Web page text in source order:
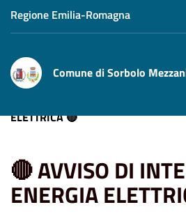
Regione Emilia-Romagna
Comune di Sorbolo
ELETTRICA 🔴
🔴 AVVISO DI
ENERGIA